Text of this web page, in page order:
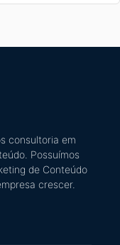
consultoria em
​. Possuímos
de Conteúdo
crescer.